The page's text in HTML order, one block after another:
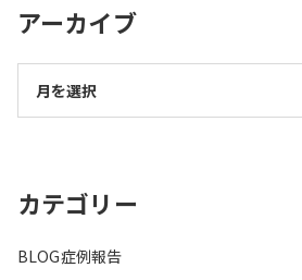
アーカイブ
カテゴリー
BLOG症例報告